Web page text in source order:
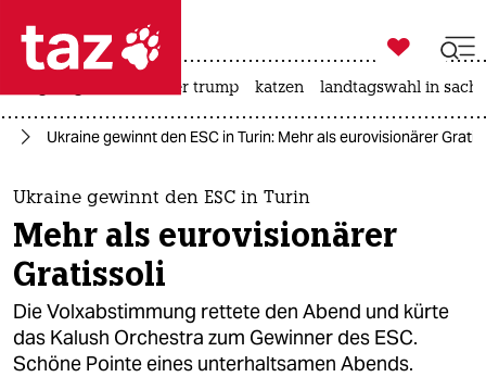
 taz zahl ich
taz zahl ich
themen
politik
öko
gesellschaft

taz zahl ich
usa unter trump katzen landtagswahl in
Ukraine gewinnt den ESC in Turin: Mehr als eurovisionärer
Ukraine gewinnt den ESC in Turin
Mehr als eurovisionärer
Gratissoli
Die Volxabstimmung rettete den Abend und kürte
das Kalush Orchestra zum Gewinner des ESC.
Schöne Pointe eines unterhaltsamen Abends.